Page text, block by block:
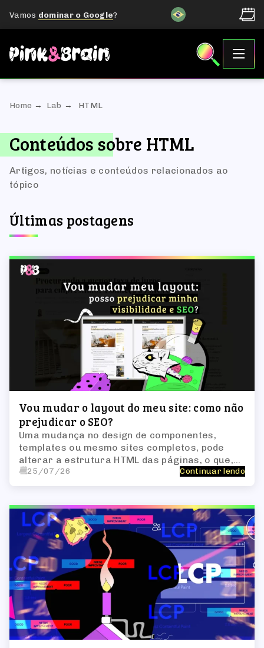
Vamos dominar o Google?
Home Lab HTML
Conteúdos sobre HTML
Artigos, notícias e conteúdos relacionados ao
tópico
Últimas postagens
Vou mudar o layout do meu site: como não
prejudicar o SEO?
Uma mudança no design de componentes,
templates ou mesmo sites completos, pode
alterar a estrutura HTML das páginas, o que,
por sua vez, impacta a forma como os bots de
25/07/26 Continuar lendo